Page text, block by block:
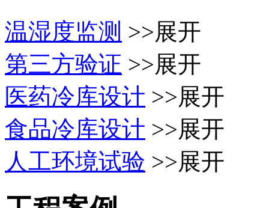
温湿度监测 >>展开
第三方验证 >>展开
医药冷库设计 >>展开
食品冷库设计 >>展开
人工环境试验 >>展开